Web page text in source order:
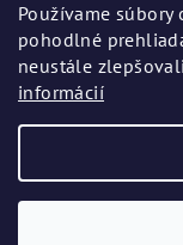
Používame súbory
pohodlné
neustále
informácií
Prijímame